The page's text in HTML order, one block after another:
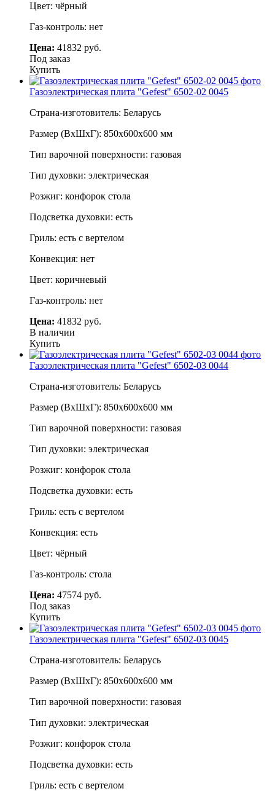
Цвет: чёрный
Газ-контроль: нет
Цена: 41832 руб.
Под заказ
Купить
Газоэлектрическая плита "Gefest" 6502-02 0045
Страна-изготовитель: Беларусь
Размер (ВхШхГ): 850х600х600 мм
Тип варочной поверхности: газовая
Тип духовки: электрическая
Розжиг: конфорок стола
Подсветка духовки: есть
Гриль: есть с вертелом
Конвекция: нет
Цвет: коричневый
Газ-контроль: нет
Цена: 41832 руб.
В наличии
Купить
Газоэлектрическая плита "Gefest" 6502-03 0044
Страна-изготовитель: Беларусь
Размер (ВхШхГ): 850х600х600 мм
Тип варочной поверхности: газовая
Тип духовки: электрическая
Розжиг: конфорок стола
Подсветка духовки: есть
Гриль: есть с вертелом
Конвекция: есть
Цвет: чёрный
Газ-контроль: стола
Цена: 47574 руб.
Под заказ
Купить
Газоэлектрическая плита "Gefest" 6502-03 0045
Страна-изготовитель: Беларусь
Размер (ВхШхГ): 850х600х600 мм
Тип варочной поверхности: газовая
Тип духовки: электрическая
Розжиг: конфорок стола
Подсветка духовки: есть
Гриль: есть с вертелом